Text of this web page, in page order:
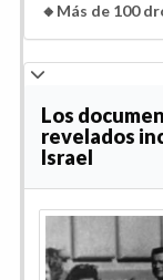
🔸Más de 100
Los
revelados
Israel